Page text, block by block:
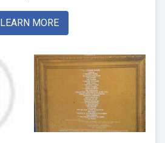
LEARN MORE